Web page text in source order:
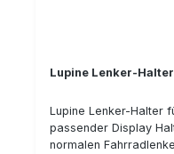
Lupine Lenker-
Lupine Lenker-Halter
passender Display
normalen